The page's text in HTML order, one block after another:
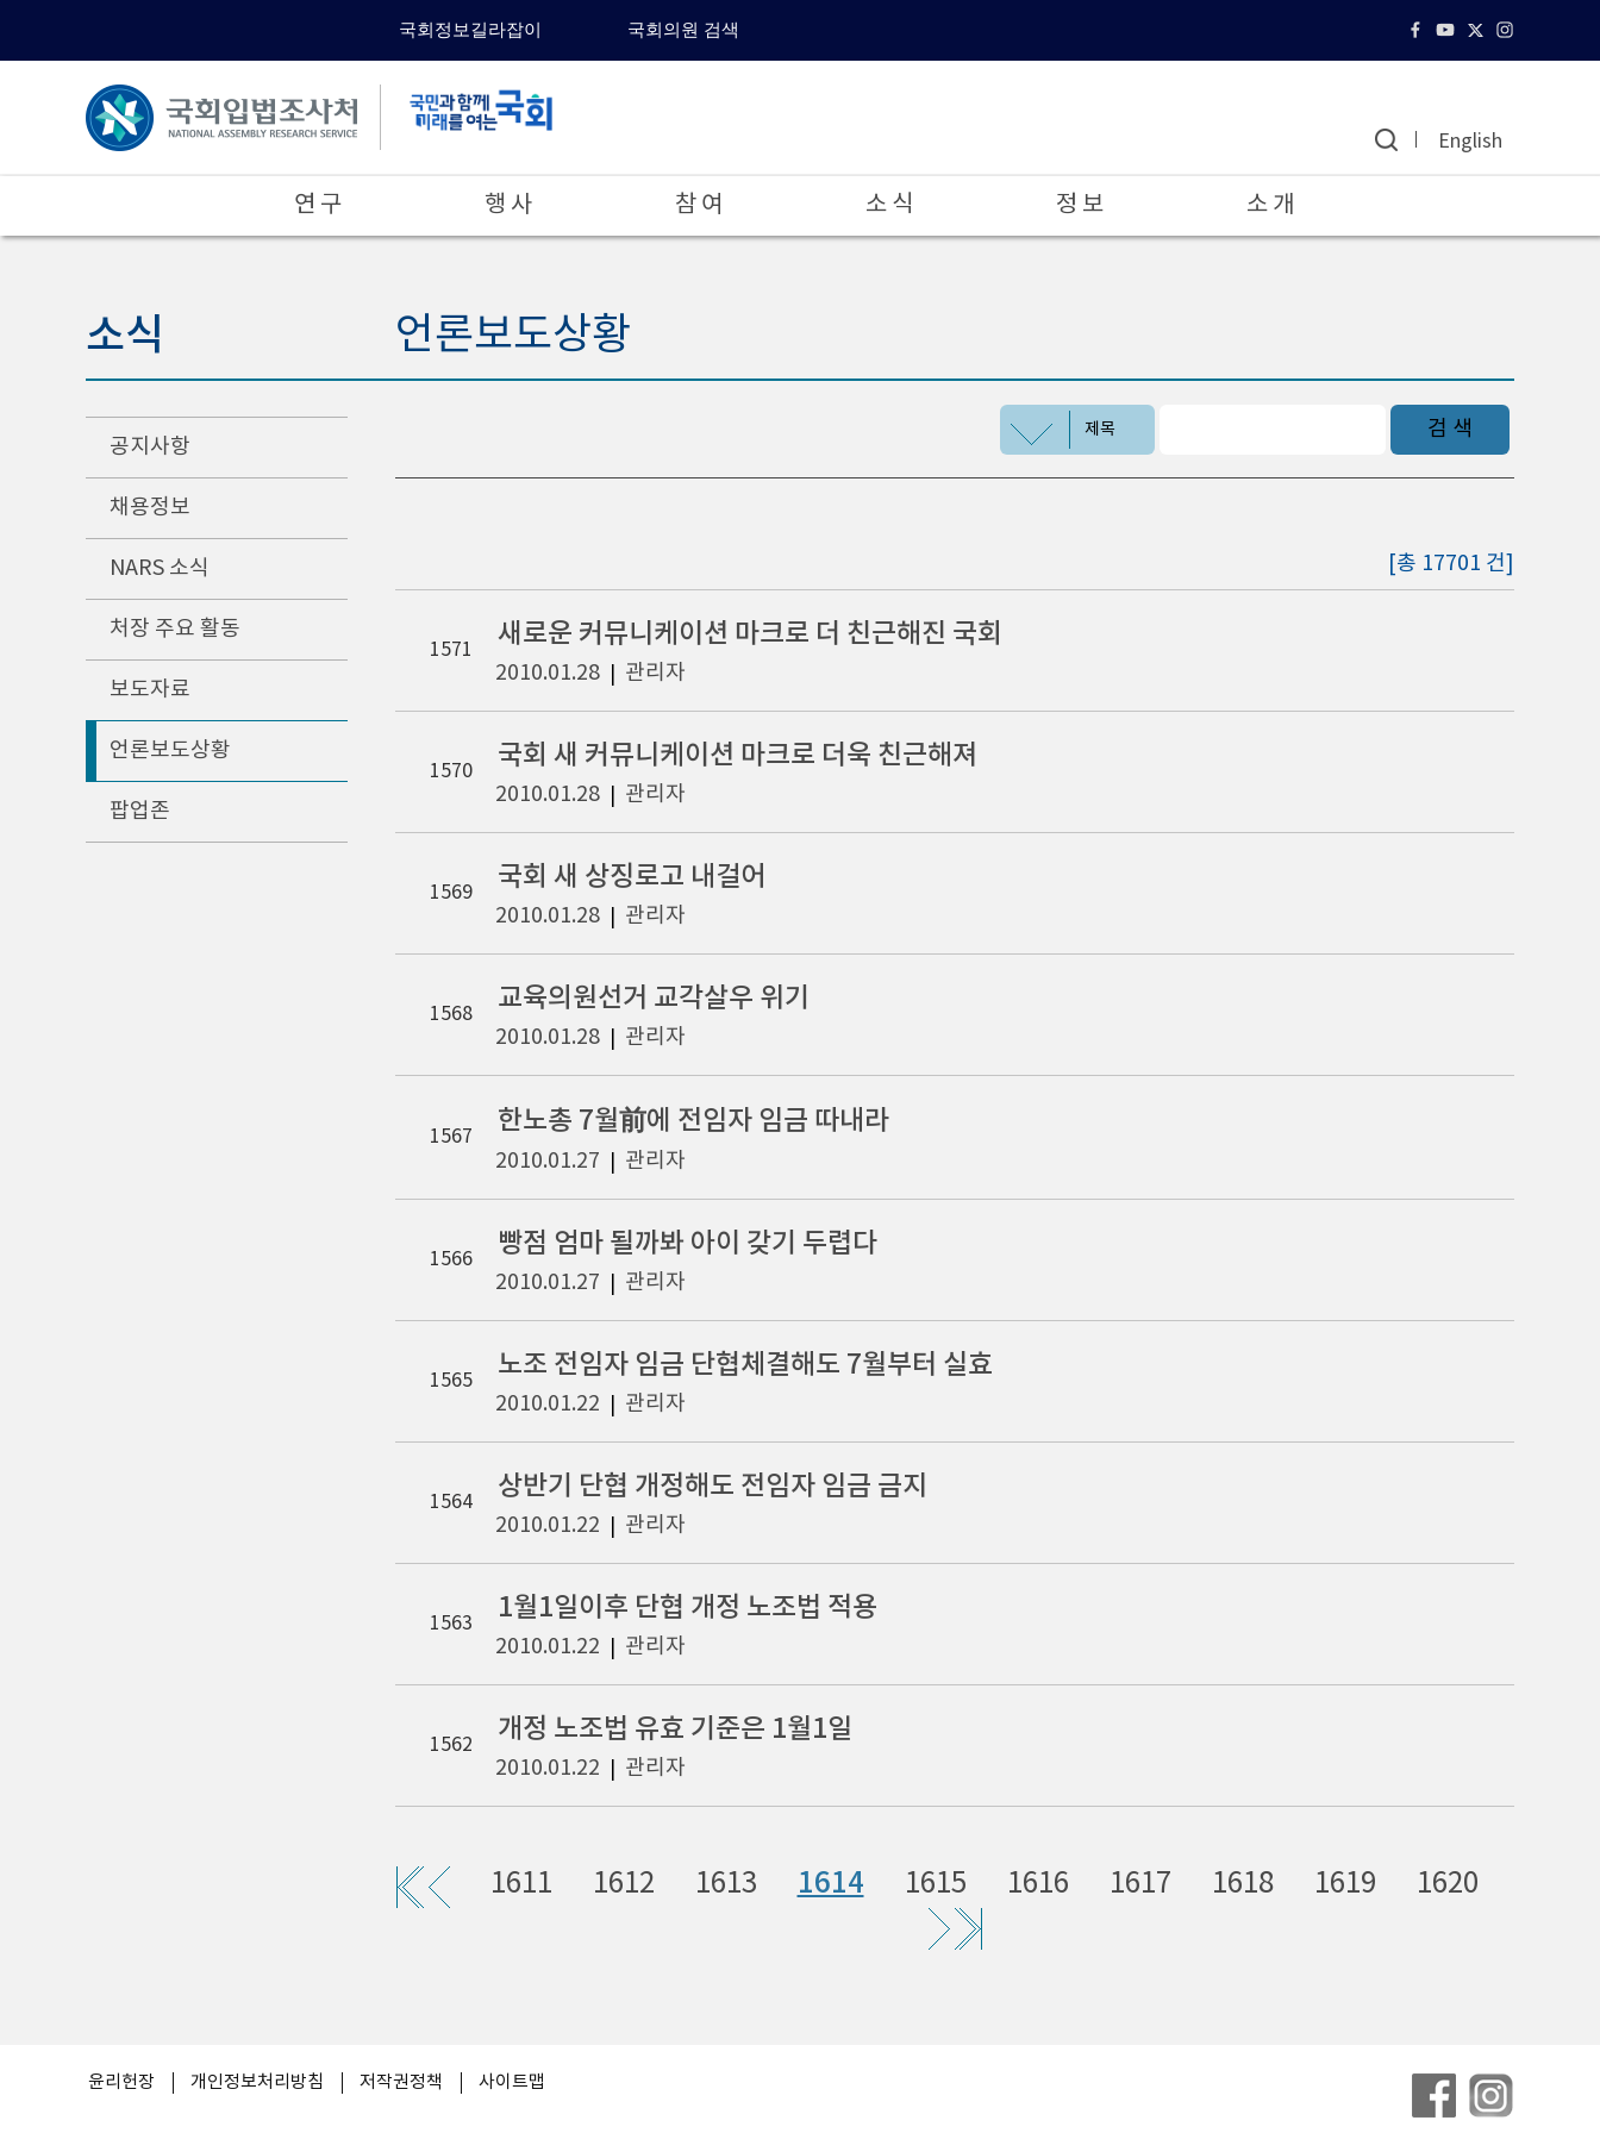
국회정보길라잡이 국회의원 검색
English
연 구 행 사 참 여 소 식 정 보 소 개
소식
공지사항
채용정보
NARS 소식
처장 주요 활동
보도자료
언론보도상황
팝업존
언론보도상황
제목 검 색
[총 17701 건]
1571 새로운 커뮤니케이션 마크로 더 친근해진 국회
2010.01.28 관리자
1570 국회 새 커뮤니케이션 마크로 더욱 친근해져
2010.01.28 관리자
1569 국회 새 상징로고 내걸어
2010.01.28 관리자
1568 교육의원선거 교각살우 위기
2010.01.28 관리자
1567 한노총 7월前에 전임자 임금 따내라
2010.01.27 관리자
1566 빵점 엄마 될까봐 아이 갖기 두렵다
2010.01.27 관리자
1565 노조 전임자 임금 단협체결해도 7월부터 실효
2010.01.22 관리자
1564 상반기 단협 개정해도 전임자 임금 금지
2010.01.22 관리자
1563 1월1일이후 단협 개정 노조법 적용
2010.01.22 관리자
1562 개정 노조법 유효 기준은 1월1일
2010.01.22 관리자
1611 1612 1613 1614 1615 1616 1617 1618 1619 1620
윤리헌장 개인정보처리방침 저작권정책 사이트맵